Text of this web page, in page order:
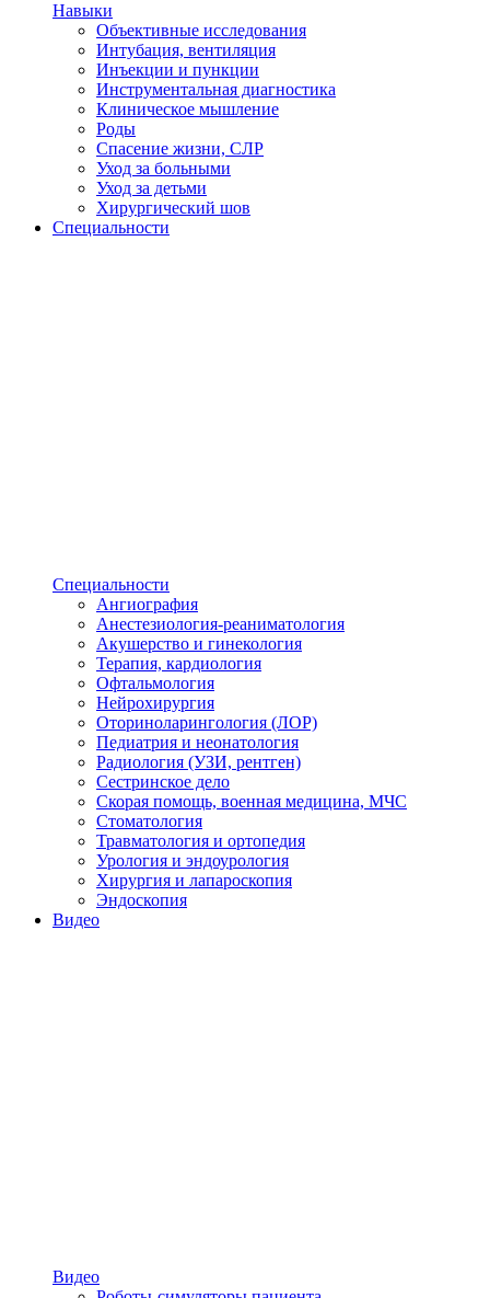
Навыки
Объективные исследования
Интубация, вентиляция
Инъекции и пункции
Инструментальная диагностика
Клиническое мышление
Роды
Спасение жизни, СЛР
Уход за больными
Уход за детьми
Хирургический шов
Специальности
Специальности
Ангиография
Анестезиология-реаниматология
Акушерство и гинекология
Терапия, кардиология
Офтальмология
Нейрохирургия
Оториноларингология (ЛОР)
Педиатрия и неонатология
Радиология (УЗИ, рентген)
Сестринское дело
Скорая помощь, военная медицина, МЧС
Стоматология
Травматология и ортопедия
Урология и эндоурология
Хирургия и лапароскопия
Эндоскопия
Видео
Видео